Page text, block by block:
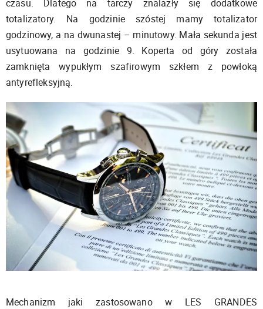
czasu. Dlatego na tarczy znalazły się dodatkowe
totalizatory. Na godzinie szóstej mamy totalizator
godzinowy, a na dwunastej – minutowy. Mała sekunda jest
usytuowana na godzinie 9. Koperta od góry została
zamknięta wypukłym szafirowym szkłem z powłoką
antyrefleksyjną.
Mechanizm jaki zastosowano w LES GRANDES